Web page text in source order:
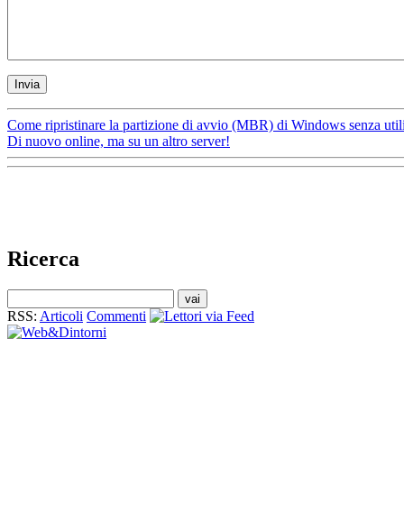
Come ripristinare la partizione di avvio (MBR) di Windows senza
Di nuovo online, ma su un altro server!
Ricerca
RSS: Articoli Commenti